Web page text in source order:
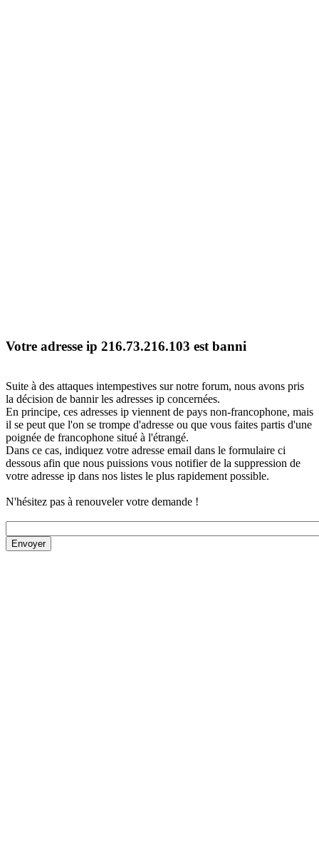
Votre adresse ip 216.73.216.103 est banni
Suite à des attaques intempestives sur notre forum, nous avons pris
la décision de bannir les adresses ip concernées.
En principe, ces adresses ip viennent de pays non-francophone, mais
il se peut que l'on se trompe d'adresse ou que vous faites partis d'une
poignée de francophone situé à l'étrangé.
Dans ce cas, indiquez votre adresse email dans le formulaire ci
dessous afin que nous puissions vous notifier de la suppression de
votre adresse ip dans nos listes le plus rapidement possible.
N'hésitez pas à renouveler votre demande !